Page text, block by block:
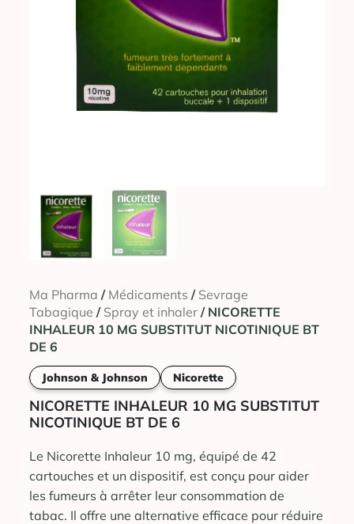
Ma Pharma / Médicaments / Sevrage
Tabagique / Spray et inhaler / NICORETTE
INHALEUR 10 MG SUBSTITUT NICOTINIQUE BT
DE 6
Johnson & Johnson Nicorette
NICORETTE INHALEUR 10 MG SUBSTITUT
NICOTINIQUE BT DE 6
Le Nicorette Inhaleur 10 mg, équipé de 42
cartouches et un dispositif, est conçu pour aider
les fumeurs à arrêter leur consommation de
tabac. Il offre une alternative efficace pour réduire